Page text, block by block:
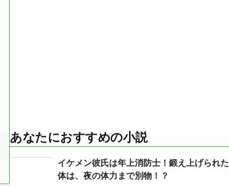
あなたにおすすめの小説
イケメン彼氏は年上消防士！鍛え上げられた
体は、夜の体力まで別物！？